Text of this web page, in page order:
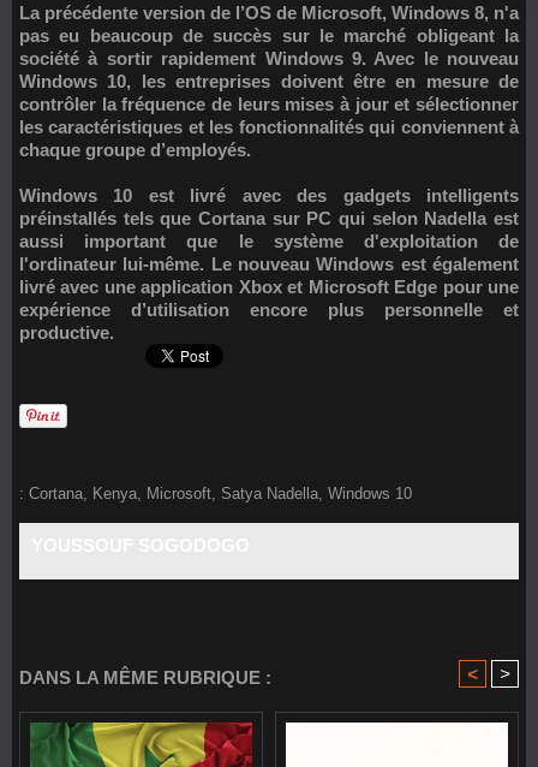
La précédente version de l’OS de Microsoft, Windows 8, n'a
pas eu beaucoup de succès sur le marché obligeant la
société à sortir rapidement Windows 9. Avec le nouveau
Windows 10, les entreprises doivent être en mesure de
contrôler la fréquence de leurs mises à jour et sélectionner
les caractéristiques et les fonctionnalités qui conviennent à
chaque groupe d’employés.
Windows 10 est livré avec des gadgets intelligents
préinstallés tels que Cortana sur PC qui selon Nadella est
aussi important que le système d'exploitation de
l'ordinateur lui-même. Le nouveau Windows est également
livré avec une application Xbox et Microsoft Edge pour une
expérience d’utilisation encore plus personnelle et
productive.
: Cortana Kenya Microsoft Satya Nadella Windows 10
DANS LA MÊME RUBRIQUE : < >